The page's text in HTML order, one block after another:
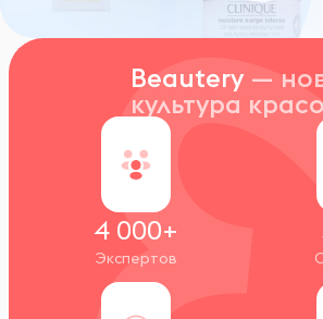
Beautery —
культура
4 000+
Экспертов